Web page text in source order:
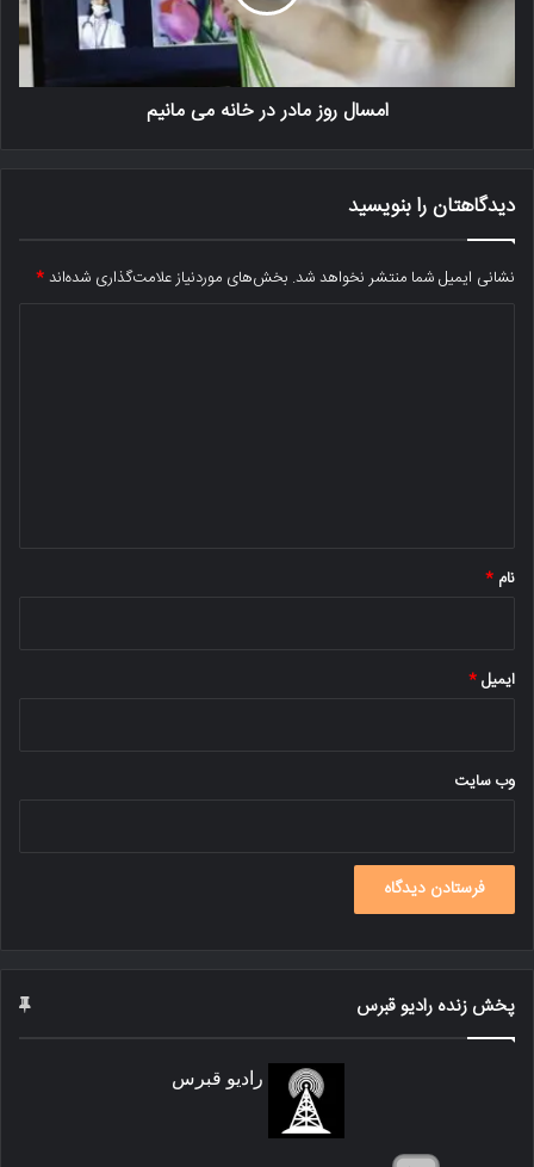
امسال روز مادر در خانه می مانیم
دیدگاهتان را بنویسید
نشانی ایمیل شما منتشر نخواهد شد. بخش‌های موردنیاز علامت‌گذاری شده‌اند*
نام *
ایمیل*
وب‌ سایت
پخش زنده رادیو قبرس
رادیو قبرس